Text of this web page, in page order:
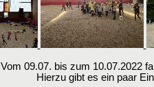
Vom 09.07. bis zum 10.07.2022
Hierzu gibt es ein paar